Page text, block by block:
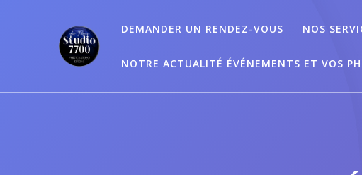
DEMANDER UN RENDEZ-VOUS NOS
NOTRE ACTUALITÉ ÉVÉNEMENTS ET VOS